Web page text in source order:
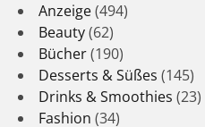
Anzeige(494)
Beauty(62)
Bücher(190)
Desserts & Süßes (145)
Drinks & Smoothies (23)
Fashion (34)